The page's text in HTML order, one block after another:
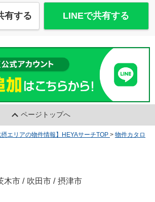
有する LINEで共有する
ページトップへ
摂エリアの物件情報】HEYAサーチTOP > 物件カタロ
木市 / 吹田市 / 摂津市